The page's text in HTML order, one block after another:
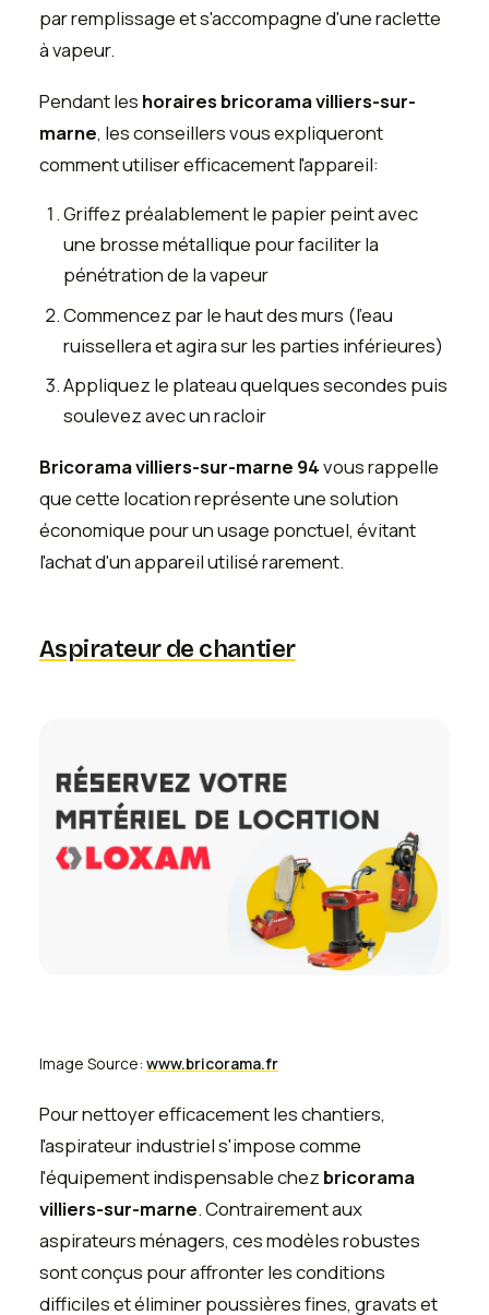
par remplissage et s'accompagne d'une raclette
à vapeur.
Pendant les horaires bricorama villiers-sur-
marne, les conseillers vous expliqueront
comment utiliser efficacement l'appareil:
Griffez préalablement le papier peint avec
une brosse métallique pour faciliter la
pénétration de la vapeur
Commencez par le haut des murs (l'eau
ruissellera et agira sur les parties inférieures)
Appliquez le plateau quelques secondes puis
soulevez avec un racloir
Bricorama villiers-sur-marne 94vous rappelle
que cette location représente une solution
économique pour un usage ponctuel, évitant
l'achat d'un appareil utilisé rarement.
Aspirateur de chantier
Image Source: www.bricorama.fr
Pour nettoyer efficacement les chantiers,
l'aspirateur industriel s'impose comme
l'équipement indispensable chez bricorama
villiers-sur-marne. Contrairement aux
aspirateurs ménagers, ces modèles robustes
sont conçus pour affronter les conditions
difficiles et éliminer poussières fines, gravats et